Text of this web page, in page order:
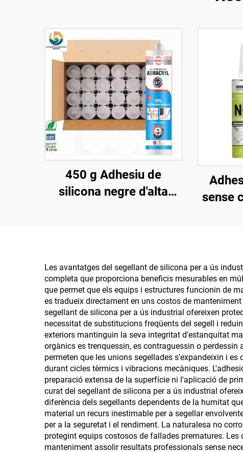
450 g Adhesiu de
silicona negre d'alta
sense
Les avantatges del segellant de silicona per a ús
completa que proporciona beneficis mesurables en
que permet que els equips i estructures funcionin de
es tradueix directament en uns costos de
segellant de silicona per a ús industrial ofereixen
necessitat de substitucions freqüents del segell i
exteriors mantinguin la seva integritat d'estanquitat
orgànics es trenquessin, es contraguessin o
permeten que les unions segellades s'expandeixin i
durant cicles tèrmics i vibracions mecàniques.
preparació extensa de la superfície ni l'aplicació de
curat del segellant de silicona per a ús industrial
diferència dels segellants dependents de la humitat
material un recurs inestimable per a segellar
per a la seguretat i el rendiment. La naturalesa no
protegint equips costosos de fallades prematures.
manteniment assolir resultats professionals sense